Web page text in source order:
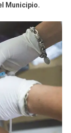
De
Donación
De
Sangre
Municipio.